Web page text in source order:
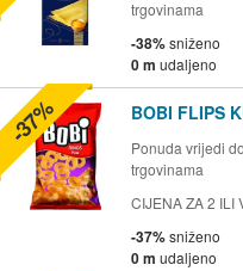
trgovinama
-38%sniženo
0 m udaljeno
BOBI FLIPS
Ponuda vrijedi
trgovinama
CIJENA ZA 2 ILI
-37%sniženo
0 m udaljeno
-37%